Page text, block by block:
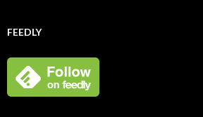
FEEDLY